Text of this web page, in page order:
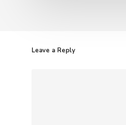
Leave a Reply